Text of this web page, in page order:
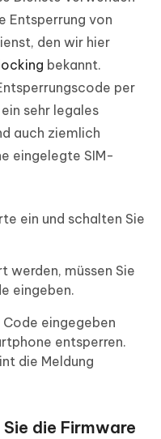
Entsperrung von
den wir hier
bekannt.
per
sehr legales
auch ziemlich
eingelegte SIM-
ein und schalten Sie
werden, müssen Sie
eingeben.
eingegeben
entsperren.
die Meldung
die Firmware